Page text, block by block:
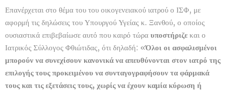
Επανέρχεται στο θέμα του του οικογενειακού ιατρού ο ΙΣΦ, με
αφορμή τις δηλώσεις του Υπουργού Υγείας κ. Ξανθού, ο οποίος
ουσιαστικά επιβεβαίωσε αυτό που καιρό τώρα υποστήριζε και ο
Ιατρικός Σύλλογος Φθιώτιδας, ότι δηλαδή: «Όλοι οι ασφαλισμένοι
μπορούν να συνεχίσουν κανονικά να απευθύνονται στον ιατρό της
επιλογής τους προκειμένου να συνταγογραφήσουν τα φάρμακά
τους και τις εξετάσεις τους, χωρίς να έχουν καμία κύρωση ή